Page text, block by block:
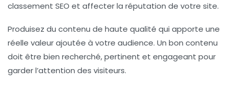
classement SEO et affecter la réputation de votre site.
Produisez du contenu de haute qualité qui apporte une
réelle valeur ajoutée à votre audience. Un bon contenu
doit être bien recherché, pertinent et engageant pour
garder l’attention des visiteurs.